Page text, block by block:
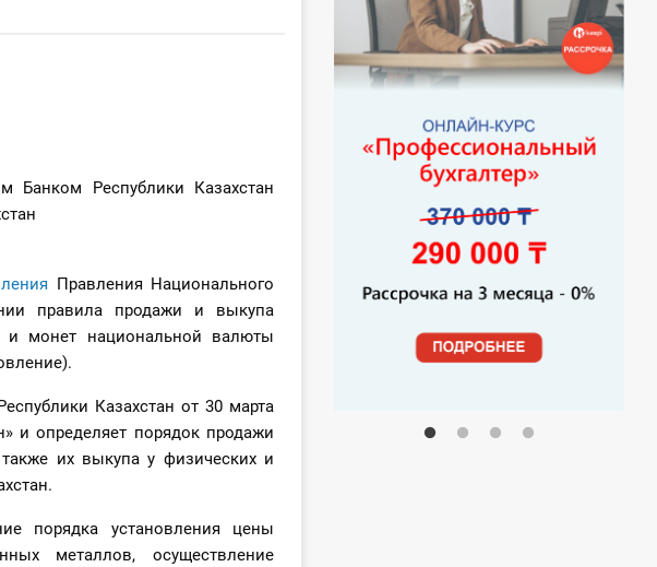
Республики Казахстан
Правления Национального
правила продажи и выкупа
и монет национальной валюты
Республики Казахстан от 30 марта
и определяет порядок продажи
их выкупа у физических и
порядка установления цены
металлов, осуществление